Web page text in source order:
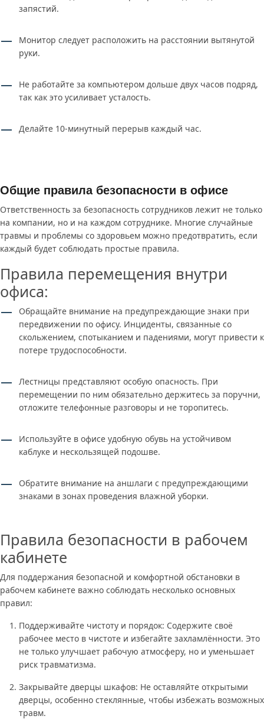
запястий.
Монитор следует расположить на расстоянии вытянутой
руки.
Не работайте за компьютером дольше двух часов подряд,
так как это усиливает усталость.
Делайте 10-минутный перерыв каждый час.
Общие правила безопасности в офисе
Ответственность за безопасность сотрудников лежит не только
на компании, но и на каждом сотруднике. Многие случайные
травмы и проблемы со здоровьем можно предотвратить, если
каждый будет соблюдать простые правила.
Правила перемещения внутри
офиса:
Обращайте внимание на предупреждающие знаки при
передвижении по офису. Инциденты, связанные со
скольжением, спотыканием и падениями, могут привести к
потере трудоспособности.
Лестницы представляют особую опасность. При
перемещении по ним обязательно держитесь за поручни,
отложите телефонные разговоры и не торопитесь.
Используйте в офисе удобную обувь на устойчивом
каблуке и нескользящей подошве.
Обратите внимание на аншлаги с предупреждающими
знаками в зонах проведения влажной уборки.
Правила безопасности в рабочем
кабинете
Для поддержания безопасной и комфортной обстановки в
рабочем кабинете важно соблюдать несколько основных
правил:
Поддерживайте чистоту и порядок: Содержите своё
рабочее место в чистоте и избегайте захламлённости. Это
не только улучшает рабочую атмосферу, но и уменьшает
риск травматизма.
Закрывайте дверцы шкафов: Не оставляйте открытыми
дверцы, особенно стеклянные, чтобы избежать возможных
травм.